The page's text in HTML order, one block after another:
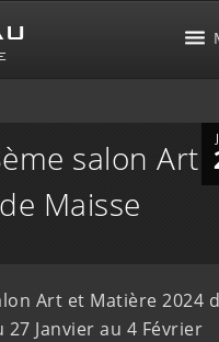
salon Art
Maisse
Art et Matière 2024
Janvier au 4 Février